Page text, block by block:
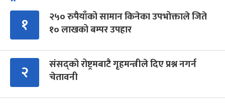
१
२५० रुपैयाँको सामान किनेका उपभोक्ताले जिते
१० लाखको बम्पर उपहार
२
संसद्को रोष्ट्रमबाटै गृहमन्त्रीले दिए प्रश्न नगर्न
चेतावनी